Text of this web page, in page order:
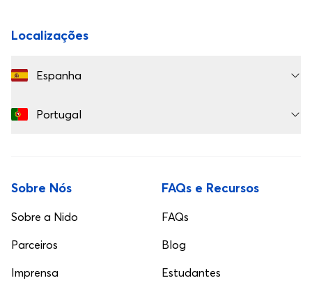
Localizações
Espanha
Portugal
Sobre Nós
Sobre a Nido
Parceiros
Imprensa
FAQs e Recursos
FAQs
Blog
Estudantes